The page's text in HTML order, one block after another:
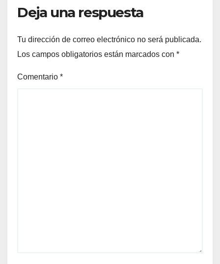
Deja una respuesta
Tu dirección de correo electrónico no será publicada.
Los campos obligatorios están marcados con *
Comentario *